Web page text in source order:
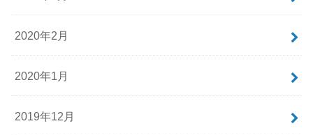
2020年2月
2020年1月
2019年12月